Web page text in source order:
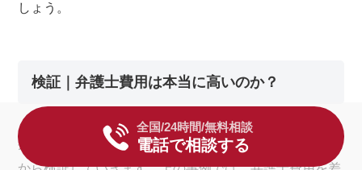
しょう。
検証｜弁護士費用は本当に高いのか？
弁護士費用は本当に高いのか、上で紹介した
全国/24時間/無料相談
電話で相談する